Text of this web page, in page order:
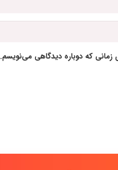
زمانی که دوباره دیدگاهی می‌نویسم.